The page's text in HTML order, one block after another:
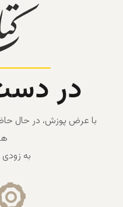
در
با عرض پوزش، در حال
به